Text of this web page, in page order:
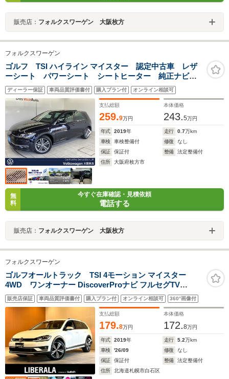
販売店： フォルクスワーゲン 大阪枚方
フォルクスワーゲン
ゴルフ TSI ハイライン マイスター 認定中古車 レザ
ーシート パワーシート シートヒーター 純正ナビ
デジタルメーター 障害物センサー 衝突軽減ブレー
キ 後側方車両接近警報 CarPlay LEDヘッドライト
バックカメラ
ディーラー保証 車両品質評価書付 購入プラン付 オンライン相談可
支払総額
259.9万円
本体価格
243.5万円
年式 2019年 走行 0.7万km
車検
車検整備付 修復
なし
保証
保証付 整備
法定整備付
住所
大阪府枚方市
無
料
今すぐ在庫確認・見積依頼
電話する
販売店： フォルクスワーゲン 大阪枚方
フォルクスワーゲン
ゴルフオールトラック TSI 4モーション マイスター
4WD ワンオーナー DiscoverProナビ フルセグTV
CD/DVD/SD/USB/Bt バックカメラ PDC ACC LEDヘッド
ライト ダイナミックコーナリングライト 禁煙車
販売店保証 車両品質評価書付 購入プラン付 オンライン相談可 360°画像付
支払総額
179.8万円
本体価格
172.8万円
年式 2019年 走行 5.2万km
車検
'26/09 修復
なし
保証
保証付 整備
法定整備付
住所
北海道札幌市白石区